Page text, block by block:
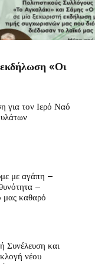
«Οι
για τον Ιερό Ναό
με αγάπη –
–
μας καθαρό
Συνέλευση και
νέου